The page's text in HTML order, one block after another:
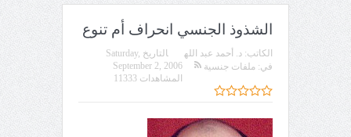
الشذوذ الجنسي انحراف أم تنوع
الكاتب: د. أحمد عبد الله التاريخ Saturday,
September 2, 2006
في: ملفات جنسية
المشاهدات 11333